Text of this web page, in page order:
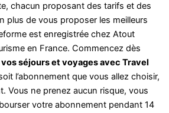
chacun proposant des tarifs et des
plus de vous proposer les meilleurs
est enregistrée chez Atout
en France. Commencez dès
séjours et voyages avec Travel
l’abonnement que vous allez choisir,
Vous ne prenez aucun risque, vous
votre abonnement pendant 14